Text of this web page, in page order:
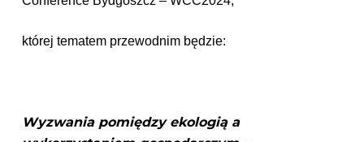
której tematem przewodnim będzie:
Wyzwania pomiędzy ekologią a